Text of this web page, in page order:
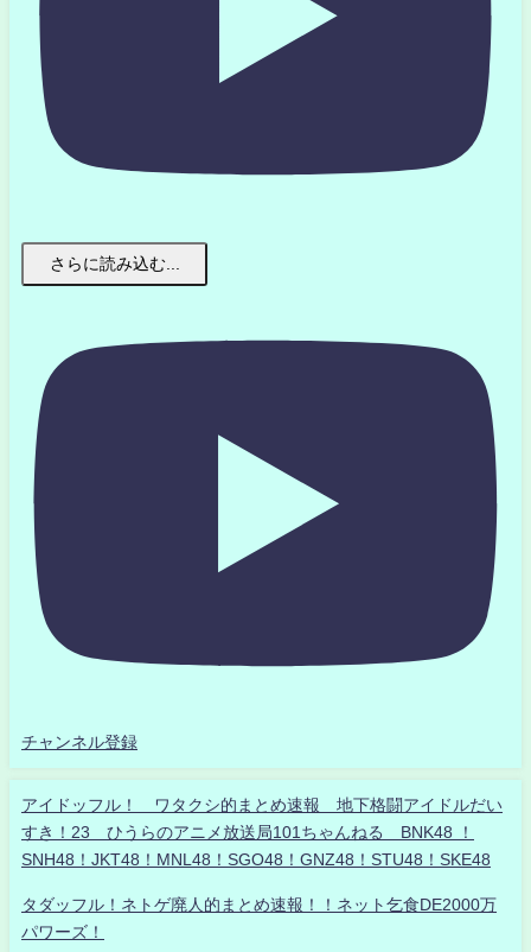
さらに読み込む...
チャンネル登録
アイドッフル！ ワタクシ的まとめ速報 地下格闘アイドルだい
すき！23 ひうらのアニメ放送局101ちゃんねる BNK48 ！
SNH48！JKT48！MNL48！SGO48！GNZ48！STU48！SKE48
タダッフル！ネトゲ廃人的まとめ速報！！ネット乞食DE2000万
パワーズ！